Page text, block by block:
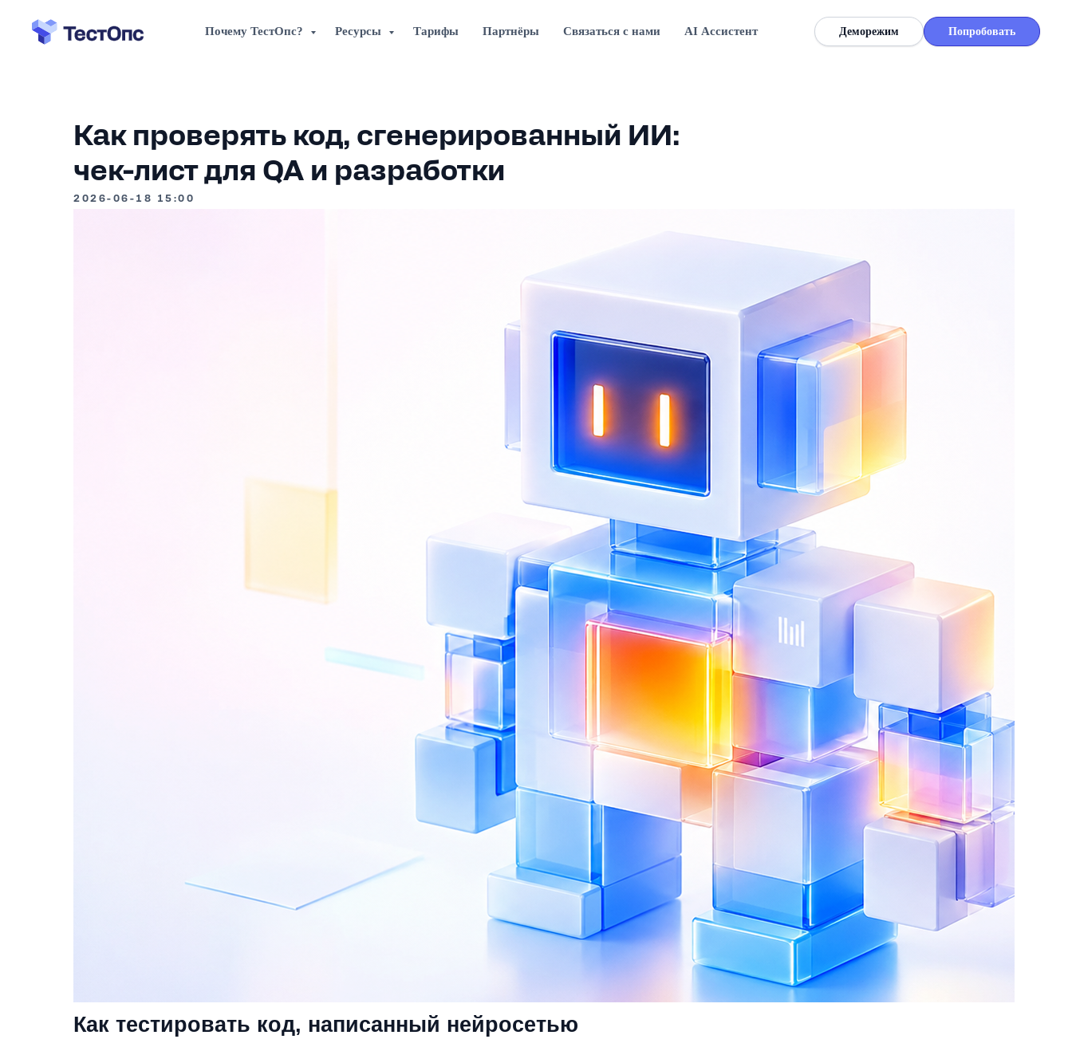
Почему ТестОпс? Ресурсы Тарифы Партнёры Связаться с нами AI Ассистент Деморежим Попробовать
Как проверять код, сгенерированный ИИ:
чек-лист для QA и разработки
2026-06-18 15:00
Как тестировать код, написанный нейросетью